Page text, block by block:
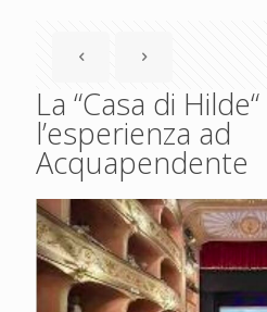
La “Casa di
l’esperienza ad
Acquapendente